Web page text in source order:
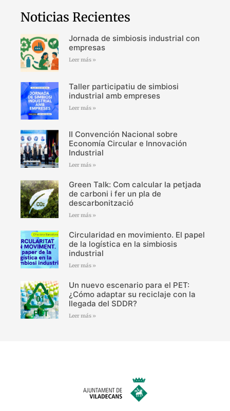
Noticias Recientes
Jornada de simbiosis industrial con
empresas
Leer más »
Taller participatiu de simbiosi
industrial amb empreses
Leer más »
II Convención Nacional sobre
Economía Circular e Innovación
Industrial
Leer más »
Green Talk: Com calcular la petjada
de carboni i fer un pla de
descarbonització
Leer más »
Circularidad en movimiento. El papel
de la logística en la simbiosis
industrial
Leer más »
Un nuevo escenario para el PET:
¿Cómo adaptar su reciclaje con la
llegada del SDDR?
Leer más »